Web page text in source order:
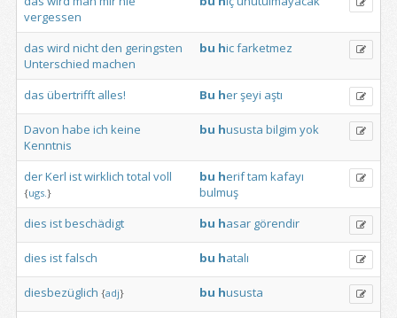
vergessen
das wird nicht den geringsten
Unterschied machen
bu hicfarketmez
das übertrifft alles! Bu herşeyi aştı
Davon habe ich keine
Kenntnis
bu hususta bilgim yok
derKerl istwirklich total voll
{ugs.}
bu heriftam kafayı
bulmuş
dies istbeschädigt bu hasar görendir
dies istfalsch bu hatalı
diesbezüglich {adj} bu hususta